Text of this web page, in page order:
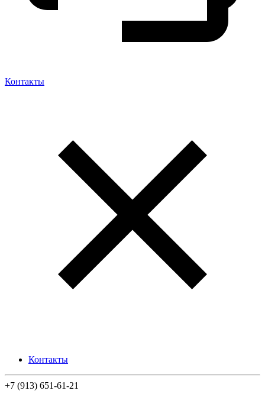
Контакты
Контакты
+7 (913) 651-61-21